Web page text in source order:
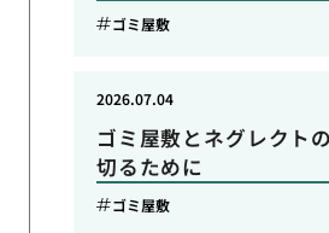
ゴミ屋敷
ゴミ屋敷とネグレクト
切るために
2026.07.04
ゴミ屋敷